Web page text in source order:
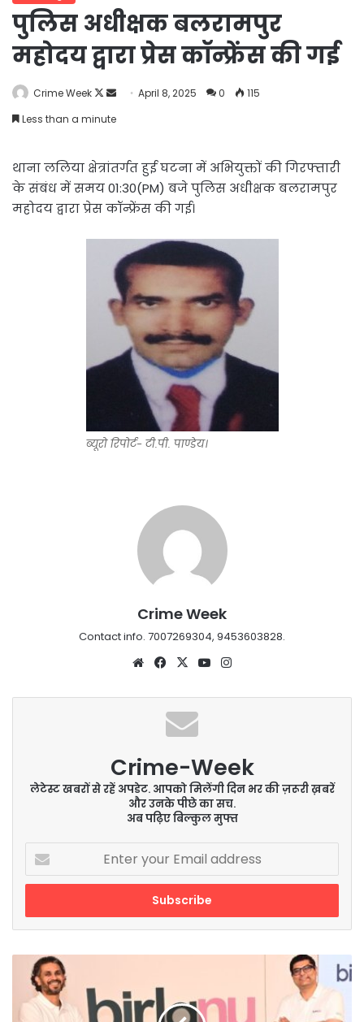
पुलिस अधीक्षक बलरामपुर
महोदय द्वारा प्रेस कॉन्फ्रेंस की गई
Crime Week
Follow
on
SendApril 8, 2025 0
115
Less than a minute
थाना ललिया क्षेत्रांतर्गत हुई घटना में अभियुक्तों की गिरफ्तारी
के संबंध में समय 01:30(PM) बजे पुलिस अधीक्षक बलरामपुर
महोदय द्वारा प्रेस कॉन्फ्रेंस की गई।
ब्यूरो रिपोर्ट- टी.पी. पाण्डेय।
Crime Week
Contact info. 7007269304, 9453603828.
WebsiteFacebook
X YouTube
Crime-Week
लेटेस्ट खबरों से रहें अपडेट. आपको मिलेंगी दिन भर की ज़रूरी ख़बरें
और उनके पीछे का सच.
अब पढ़िए बिल्कुल मुफ्त
Enter
your
Email
एचआईएल
लिमिटेड